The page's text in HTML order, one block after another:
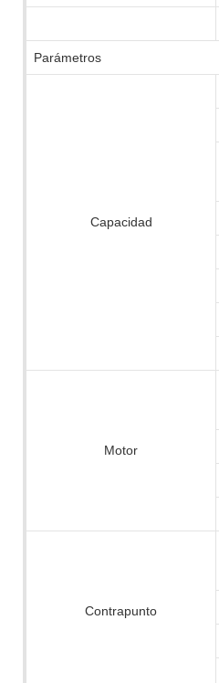
Parámetros
Capacidad
Motor
Contrapunto